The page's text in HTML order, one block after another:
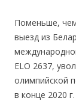
Поменьше,
выезд из
ELO 2637,
олимпийской
в конце 2020